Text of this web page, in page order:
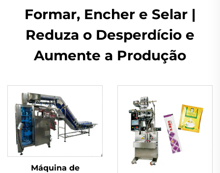
Formar, Encher e Selar |
Reduza o Desperdício e
Aumente a Produção
Máquina de